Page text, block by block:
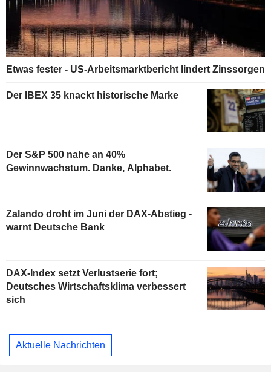
Etwas fester - US-Arbeitsmarktbericht lindert Zinssorgen
Der IBEX 35 knackt historische Marke
Der S&P 500 nahe an 40%
Gewinnwachstum. Danke, Alphabet.
Zalando droht im Juni der DAX-Abstieg -
warnt Deutsche Bank
DAX-Index setzt Verlustserie fort;
Deutsches Wirtschaftsklima verbessert
sich
Aktuelle Nachrichten